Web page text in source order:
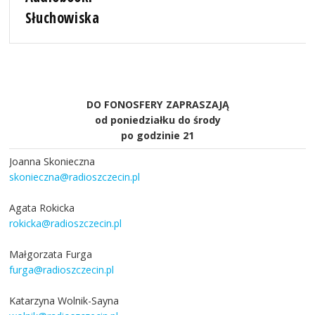
Słuchowiska
DO FONOSFERY ZAPRASZAJĄ
od poniedziałku do środy
po godzinie 21
Joanna Skonieczna
skonieczna@radioszczecin.pl
Agata Rokicka
rokicka@radioszczecin.pl
Małgorzata Furga
furga@radioszczecin.pl
Katarzyna Wolnik-Sayna